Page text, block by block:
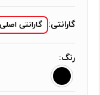
گارانتی: گارانتی اصلی
رنگ: